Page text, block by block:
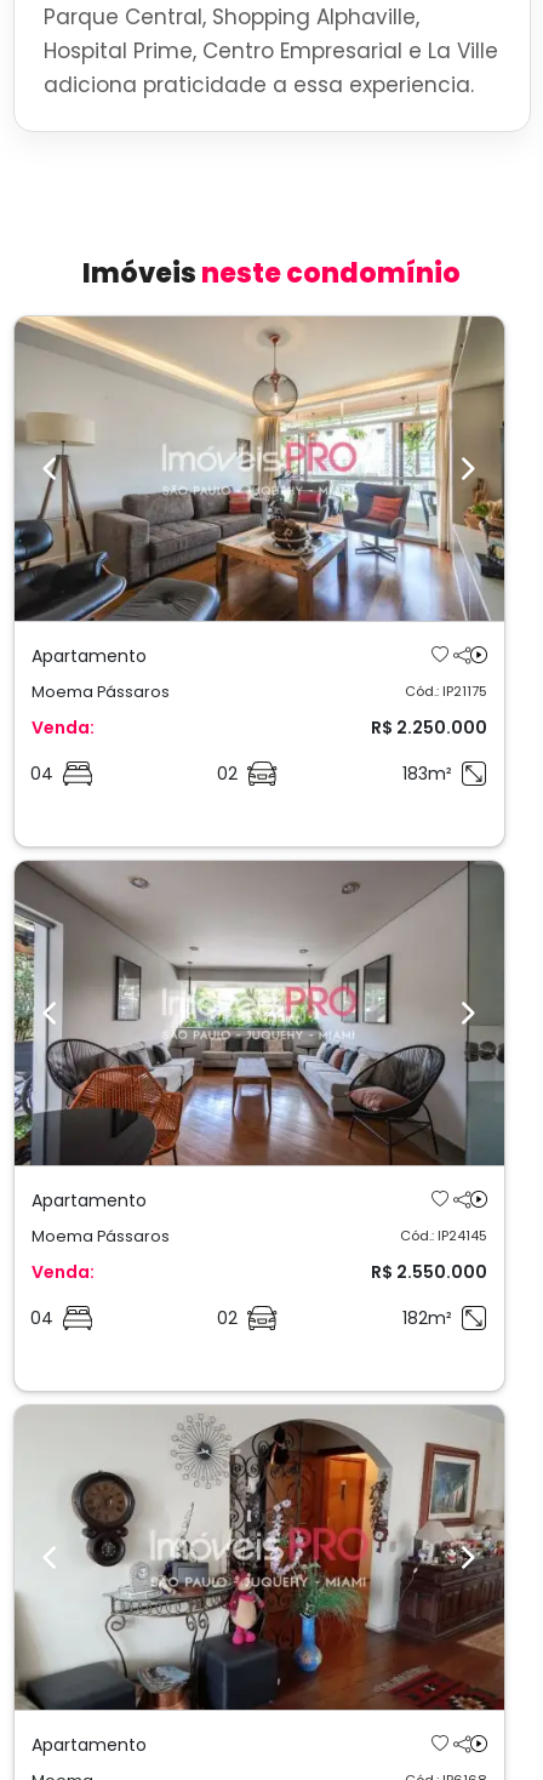
Parque Central, Shopping Alphaville,
Hospital Prime, Centro Empresarial e La Ville
adiciona praticidade a essa experiencia.
Imóveisneste condomínio
Previous Next
Apartamento
Moema Pássaros Cód.: IP21175
Venda:
R$ 2.250.000
04
02 183m²
Previous Next
Apartamento
Moema Pássaros Cód.: IP24145
Venda:
R$ 2.550.000
04
02 182m²
Previous Next
Apartamento